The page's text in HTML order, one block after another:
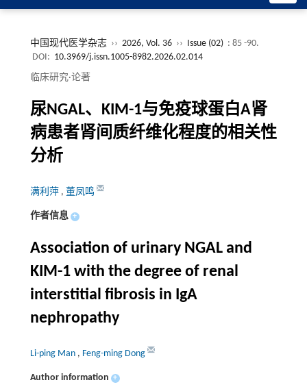
中国现代医学杂志 ›› 2026, Vol. 36 ›› Issue (02) : 85 -90.
DOI: 10.3969/j.issn.1005-8982.2026.02.014
临床研究·论著
尿NGAL、KIM-1与免疫球蛋白A肾
病患者肾间质纤维化程度的相关性
分析
满利萍 , 董凤鸣
作者信息 +
Association of urinary NGAL and
KIM-1 with the degree of renal
interstitial fibrosis in IgA
nephropathy
Li-ping Man , Feng-ming Dong
Author information +